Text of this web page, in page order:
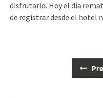
disfrutarlo. Hoy el día
de registrar desde el hotel